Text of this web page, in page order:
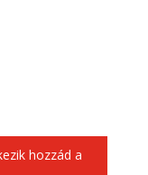
hozzád a